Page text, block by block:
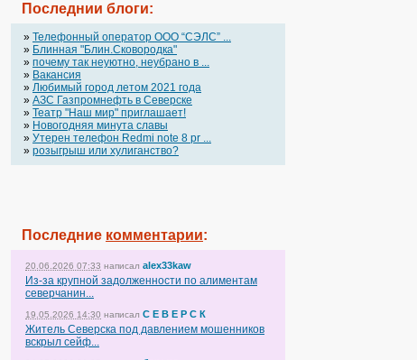
Последнии блоги:
» Телефонный оператор OOO “СЭЛС” ...
» Блинная "Блин.Сковородка"
» почему так неуютно, неубрано в ...
» Вакансия
» Любимый город летом 2021 года
» АЗС Газпромнефть в Северске
» Театр "Наш мир" приглашает!
» Новогодняя минута славы
» Утерен телефон Redmi note 8 pr ...
» розыгрыш или хулиганство?
Последние комментарии:
20.06.2026 07:33 написал alex33kaw
Из-за крупной задолженности по алиментам
северчанин...
19.05.2026 14:30 написал С Е В Е Р С К
Житель Северска под давлением мошенников
вскрыл сейф...